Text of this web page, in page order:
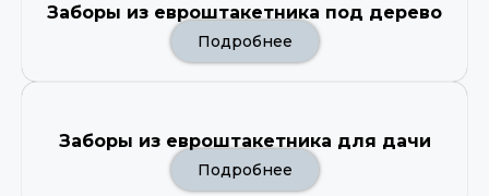
Заборы из евроштакетника под дерево
Подробнее
Заборы из евроштакетника для дачи
Подробнее